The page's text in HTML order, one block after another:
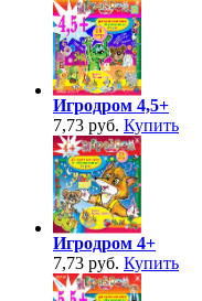
Игродром 4,5+
7,73 руб. Купить
Игродром 4+
7,73 руб. Купить